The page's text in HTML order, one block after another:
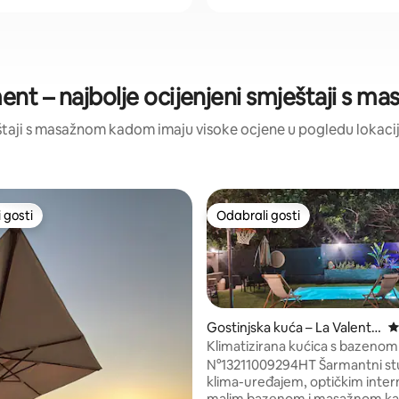
– najbolje ocijenjeni smještaji s
s masažnom kadom imaju visoke ocjene u pogledu
recenzija: 118
gosti
gosti Odabrali gosti
Odabrali gosti
Gostinjska kuća – La Valenti
ne
Klimatizirana kućica s
masažnim SPA centrom
N°13211009294HT Šarmantni
klima-uređajem, optičkim